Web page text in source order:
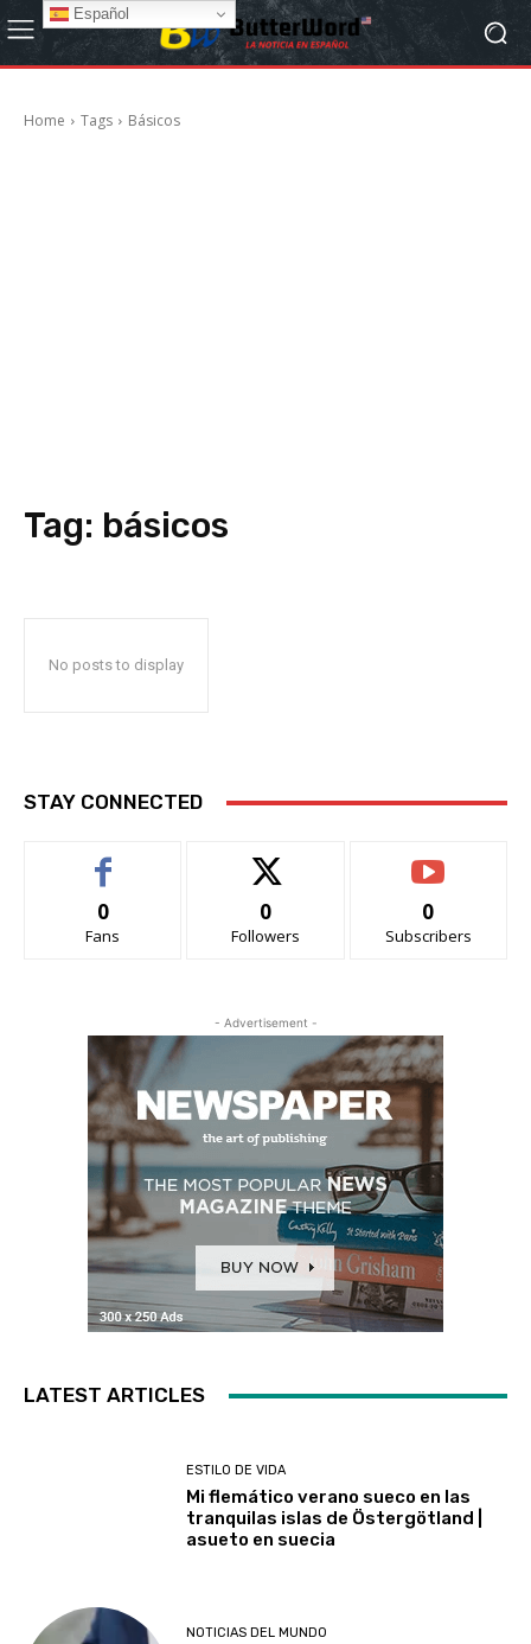
Home Tags Básicos
Tag: básicos
No posts to display
STAY CONNECTED
0
Fans
0
Followers
0
Subscribers
- Advertisement -
LATEST ARTICLES
ESTILO DE VIDA
Mi flemático verano sueco en las
tranquilas islas de Östergötland |
asueto en suecia
NOTICIAS DEL MUNDO
Español